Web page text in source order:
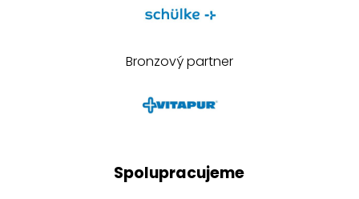
Bronzový partner
Spolupracujeme